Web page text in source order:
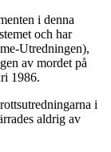
i denna
och har
Utredningen),
av mordet på
1986.
i
aldrig av